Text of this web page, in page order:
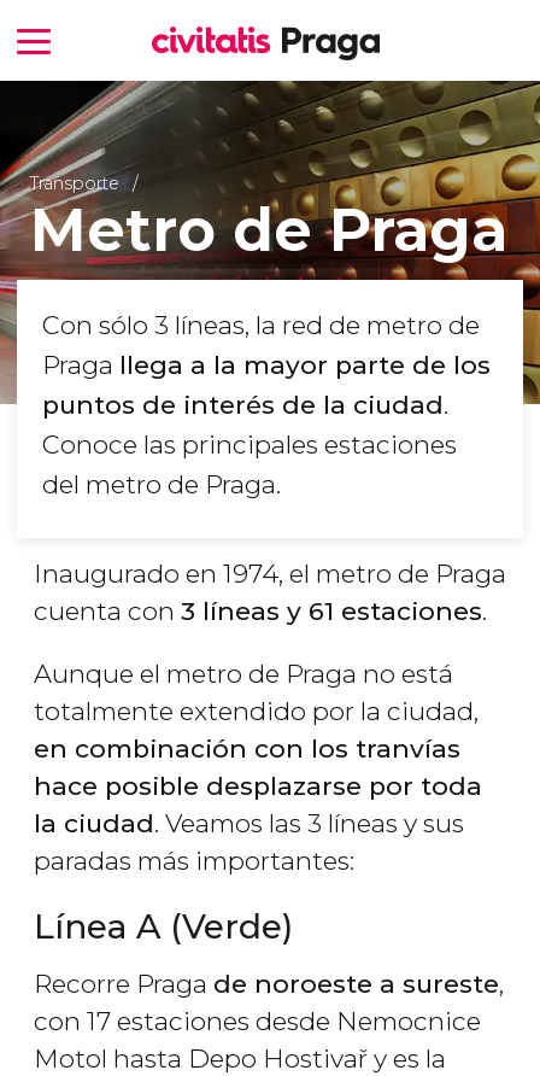
Transporte
Metro de Praga
Con sólo 3 líneas, la red de metro de
Praga llega a la mayor parte de los
puntos de interés de la ciudad.
Conoce las principales estaciones
del metro de Praga.
Inaugurado en 1974, el metro de Praga
cuenta con 3 líneas y 61 estaciones.
Aunque el metro de Praga no está
totalmente extendido por la ciudad,
en combinación con los tranvías
hace posible desplazarse por toda
la ciudad. Veamos las 3 líneas y sus
paradas más importantes:
Línea A (Verde)
Recorre Praga de noroeste a sureste,
con 17 estaciones desde Nemocnice
Motol hasta Depo Hostivař y es la